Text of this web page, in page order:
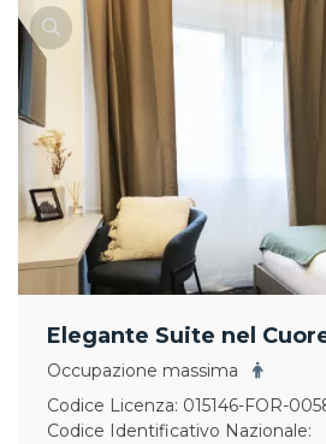
Elegante Suite nel
Occupazione massima
Codice Licenza: 015146-FOR-
Codice Identificativo Nazionale: